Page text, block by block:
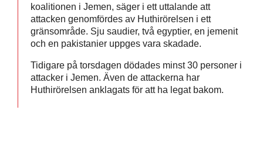
koalitionen i Jemen, säger i ett uttalande att
attacken genomfördes av Huthirörelsen i ett
gränsområde. Sju saudier, två egyptier, en jemenit
och en pakistanier uppges vara skadade.
Tidigare på torsdagen dödades minst 30 personer i
attacker i Jemen. Även de attackerna har
Huthirörelsen anklagats för att ha legat bakom.